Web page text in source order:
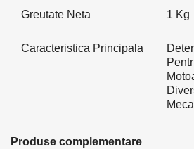
Greutate Neta 1 Kg
Caracteristica Principala
Produse complementare